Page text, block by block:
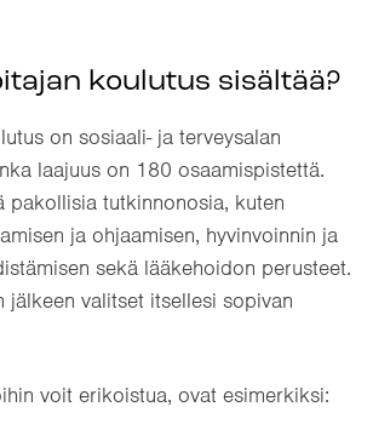
koulutus sisältää?
on sosiaali- ja terveysalan
laajuus on 180 osaamispistettä.
pakollisia tutkinnonosia, kuten
ja ohjaamisen, hyvinvoinnin ja
sekä lääkehoidon perusteet.
jälkeen valitset itsellesi sopivan
voit erikoistua, ovat esimerkiksi: